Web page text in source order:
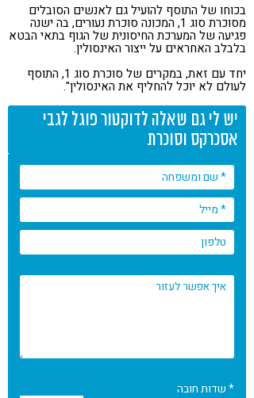
בכוחו של התוסף להועיל גם לאנשים הסובלים
מסוכרת סוג 1, המכונה סוכרת נעורים, בה ישנה
פגיעה של המערכת החיסונית של הגוף בתאי הבטא
בלבלב האחראים על ייצור האינסולין.
יחד עם זאת, במקרים של סוכרת סוג 1, התוסף
לעולם לא יוכל להחליף את האינסולין".
יש לי גם שאלה לדוקטור פוגל לגבי
אסכרקס וסוכרת
* שדות חובה